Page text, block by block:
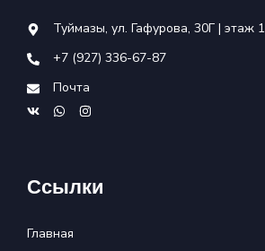
Туймазы, ул. Гафурова, 30Г | этаж 1
+7 (927) 336-67-87
Почта
Ссылки
Главная